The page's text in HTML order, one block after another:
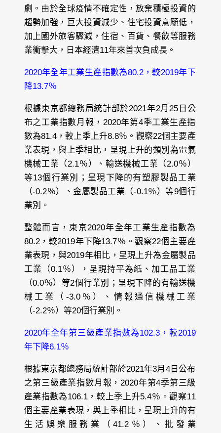
劇。由於全球疫情不確定性，放棄積極投資的
趨勢加強，巨大投資減少、住宅投資意願低，
加上國外旅客驟減，住宿、百貨、餐飲等服務
業衝擊大，日本經濟11年來首次負成長。
2020年全年工業生產指數為80.2，較2019年下
降13.7％
根據東京都總務局統計部於2021年2月25日公
布之工業指數月報，2020年第4季工業生產指
數為81.4，較上季上升8.8％。觀察22個主要產
業表現，與上季相比，呈現上升的類別為電氣
機械工業（2.1％）、輸送機械工業（2.0％）
等13個行業別；呈現下降的有塑膠製品工業
（-0.2％）、金屬製品工業（-0.1％）等9個行
業別。
整體而言，東京2020年全年工業生產指數為
80.2，較2019年下降13.7％。觀察22個主要產
業表現，與2019年相比，呈現上升為金屬製品
工業（0.1％），呈現持平為紙、加工品工業
（0.0％）等2個行業別；呈現下降的有輸送機
械工業（-3.0％）、情報通信機械工業
（-2.2％）等20個行業別。
2020年全年第三級產業指數為102.3，較2019
年下降6.1％
根據東京都總務局統計部於2021年3月4日公布
之第三級產業指數月報，2020年第4季第三級
產業指數為106.1，較上季上升5.4％。觀察11
個主要產業表現，與上季相比，呈現上升的有
生活娛樂服務業（41.2％）、批發業